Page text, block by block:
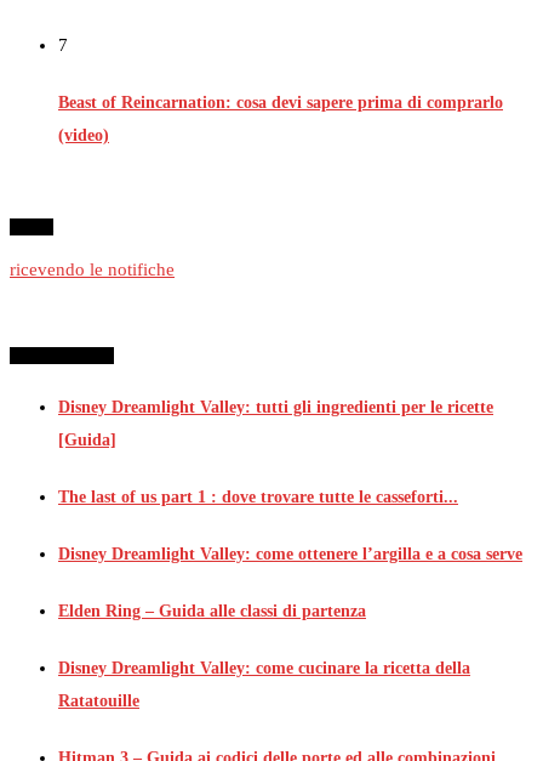
7
Beast of Reincarnation: cosa devi sapere prima di comprarlo
(video)
ricevendo le notifiche
Disney Dreamlight Valley: tutti gli ingredienti per le ricette
[Guida]
The last of us part 1 : dove trovare tutte le casseforti...
Disney Dreamlight Valley: come ottenere l’argilla e a cosa serve
Elden Ring – Guida alle classi di partenza
Disney Dreamlight Valley: come cucinare la ricetta della
Ratatouille